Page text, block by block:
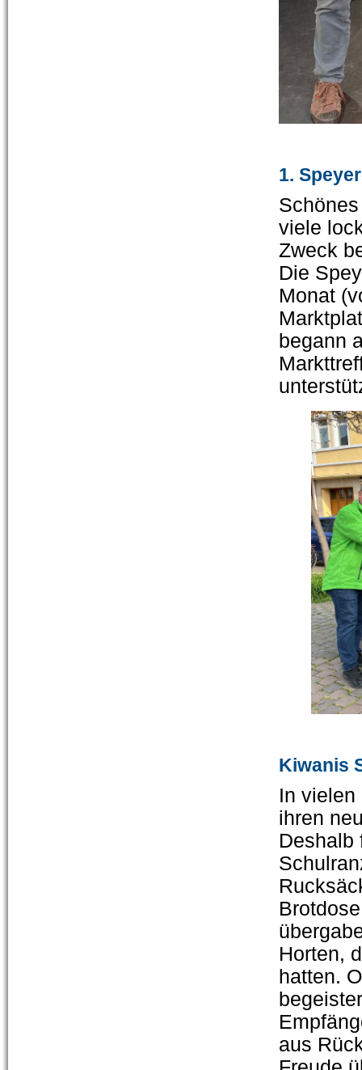
1.
viele
Zweck
Die
Monat
begann
Kiwanis
In
ihren
Deshalb
Horten,
hatten.
aus